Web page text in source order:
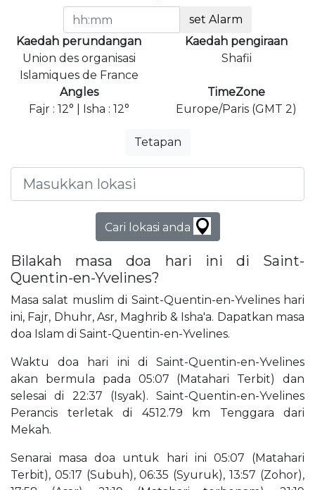
set Alarm
Kaedah perundangan
Union des organisasi
Islamiques de France
Kaedah pengiraan
Shafii
Angles
Fajr : 12° | Isha : 12°
TimeZone
Europe/Paris (GMT 2)
Tetapan
Cari lokasi anda
Bilakah masa doa hari ini di Saint-
Quentin-en-Yvelines?
Masa salat muslim di Saint-Quentin-en-Yvelines hari
ini, Fajr, Dhuhr, Asr, Maghrib & Isha'a. Dapatkan masa
doa Islam di Saint-Quentin-en-Yvelines.
Waktu doa hari ini di Saint-Quentin-en-Yvelines
akan bermula pada 05:07 (Matahari Terbit) dan
selesai di 22:37 (Isyak). Saint-Quentin-en-Yvelines
Perancis terletak di 4512.79 km Tenggara dari
Mekah.
Senarai masa doa untuk hari ini 05:07 (Matahari
Terbit), 05:17 (Subuh), 06:35 (Syuruk), 13:57 (Zohor),